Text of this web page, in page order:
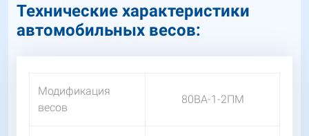
Технические характеристики
автомобильных весов:
Модификация
весов
80ВА-1-2ПМ